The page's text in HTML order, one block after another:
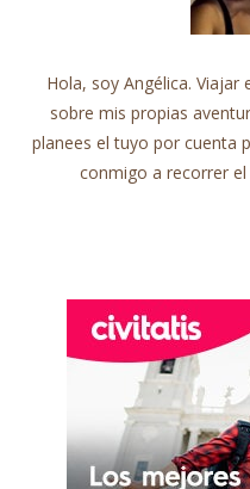
Hola, soy Angélica.
sobre mis propias
planees el tuyo por cuenta
conmigo a recorrer